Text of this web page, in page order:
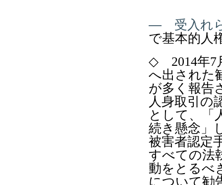
― 受入れら
で基本的人
◇ 2014年7
へ出された
が多く報告
人身取引の
として、「
続き懸念」
被害者認定
すべての法
動をとるべ
について勧